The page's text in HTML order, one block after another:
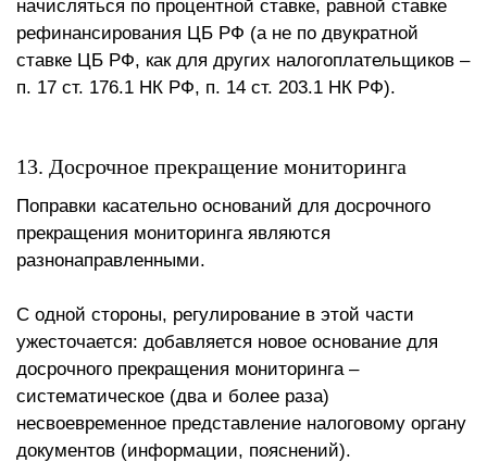
начисляться по процентной ставке, равной ставке
рефинансирования ЦБ РФ (а не по двукратной
ставке ЦБ РФ, как для других налогоплательщиков –
п. 17 ст. 176.1 НК РФ, п. 14 ст. 203.1 НК РФ).
13. Досрочное прекращение мониторинга
Поправки касательно оснований для досрочного
прекращения мониторинга являются
разнонаправленными.
С одной стороны, регулирование в этой части
ужесточается: добавляется новое основание для
досрочного прекращения мониторинга –
систематическое (два и более раза)
несвоевременное представление налоговому органу
документов (информации, пояснений).